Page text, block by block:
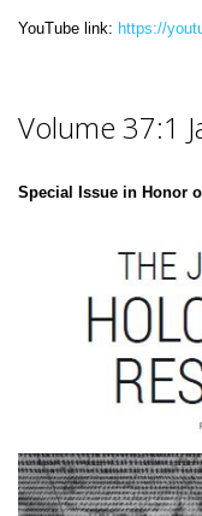
YouTube link: https://
Volume 37:1
Special Issue in Honor